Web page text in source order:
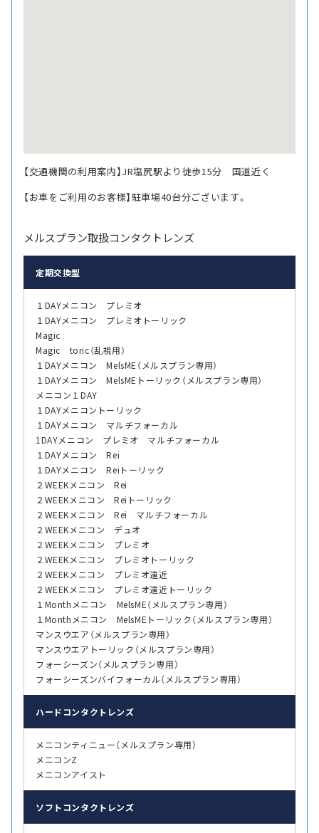
【交通機関の利用案内】JR塩尻駅より徒歩15分 国道近く
【お車をご利用のお客様】駐車場40台分ございます。
メルスプラン取扱コンタクトレンズ
定期交換型
１DAYメニコン プレミオ
１DAYメニコン プレミオトーリック
Magic
Magic toric（乱視用）
１DAYメニコン MelsME（メルスプラン専用）
１DAYメニコン MelsMEトーリック（メルスプラン専用）
メニコン１DAY
１DAYメニコントーリック
１DAYメニコン マルチフォーカル
1DAYメニコン プレミオ マルチフォーカル
１DAYメニコン Rei
１DAYメニコン Reiトーリック
２WEEKメニコン Rei
２WEEKメニコン Reiトーリック
２WEEKメニコン Rei マルチフォーカル
２WEEKメニコン デュオ
２WEEKメニコン プレミオ
２WEEKメニコン プレミオトーリック
２WEEKメニコン プレミオ遠近
２WEEKメニコン プレミオ遠近トーリック
１Monthメニコン MelsME（メルスプラン専用）
１Monthメニコン MelsMEトーリック（メルスプラン専用）
マンスウエア（メルスプラン専用）
マンスウエアトーリック（メルスプラン専用）
フォーシーズン（メルスプラン専用）
フォーシーズンバイフォーカル（メルスプラン専用）
ハード コンタクトレンズ
メニコンティニュー（メルスプラン専用）
メニコンZ
メニコンアイスト
ソフト コンタクトレンズ